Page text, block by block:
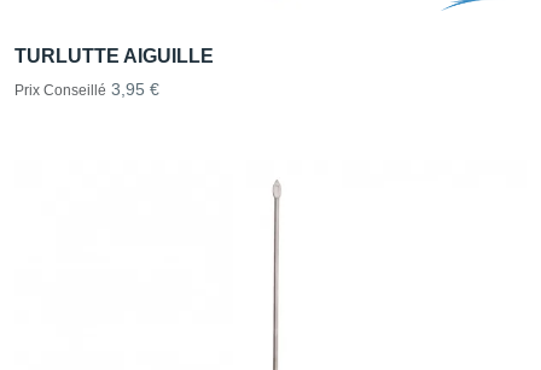
TURLUTTE AIGUILLE
Prix Conseillé 3,95 €